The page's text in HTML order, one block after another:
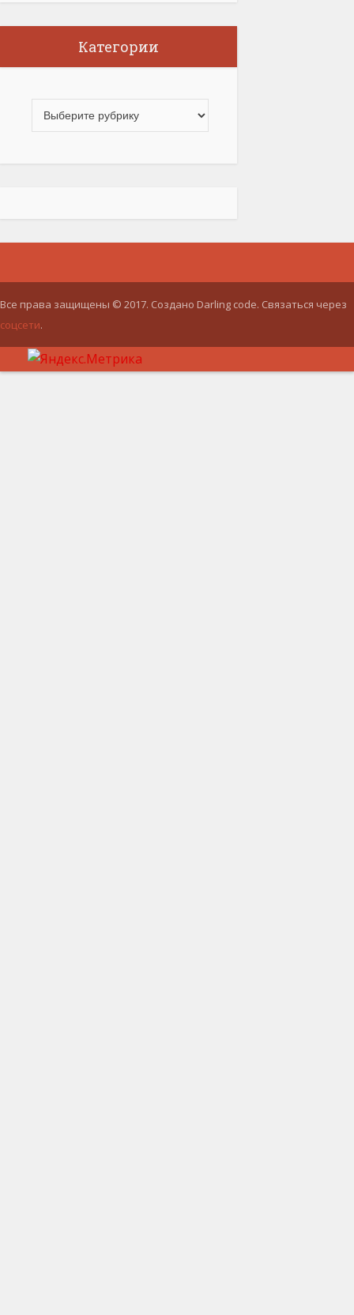
Категории
Все права защищены © 2017. Создано Darling code. Связаться через
соцсети.